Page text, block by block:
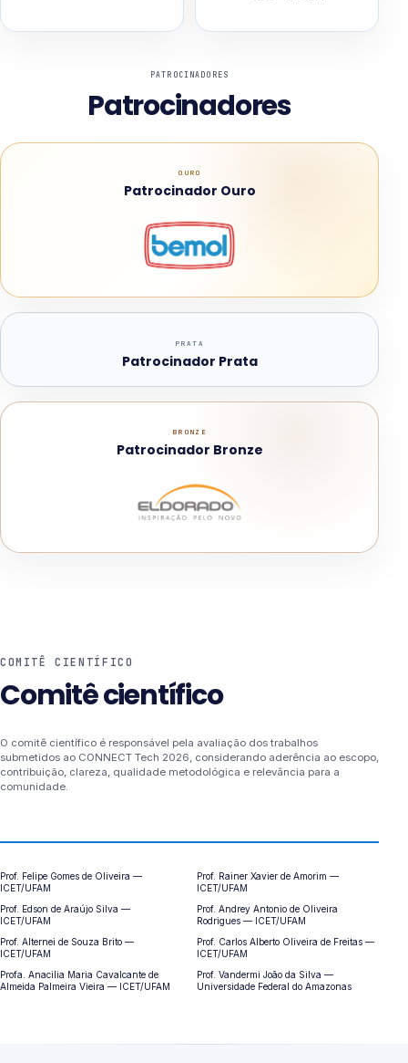
PATROCINADORES
Patrocinadores
OURO
Patrocinador Ouro
PRATA
Patrocinador Prata
BRONZE
Patrocinador Bronze
COMITÊ CIENTÍFICO
Comitê científico
O comitê científico é responsável pela avaliação dos trabalhos
submetidos ao CONNECT Tech 2026, considerando aderência ao escopo,
contribuição, clareza, qualidade metodológica e relevância para a
comunidade.
Prof. Felipe Gomes de Oliveira —
ICET/UFAM
Prof. Rainer Xavier de Amorim —
ICET/UFAM
Prof. Edson de Araújo Silva —
ICET/UFAM
Prof. Andrey Antonio de Oliveira
Rodrigues — ICET/UFAM
Prof. Alternei de Souza Brito —
ICET/UFAM
Prof. Carlos Alberto Oliveira de Freitas —
ICET/UFAM
Profa. Anacilia Maria Cavalcante de
Almeida Palmeira Vieira — ICET/UFAM
Prof. Vandermi João da Silva —
Universidade Federal do Amazonas